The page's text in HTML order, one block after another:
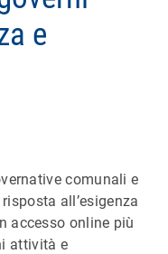
e
comunali e
all’esigenza
accesso online più
attività e